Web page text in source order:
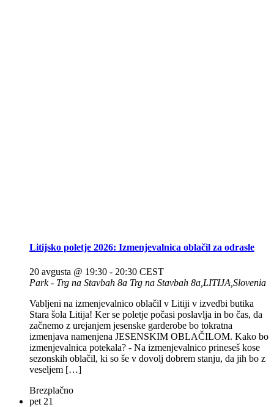
Litijsko poletje 2026: Izmenjevalnica oblačil za odrasle
20 avgusta @ 19:30 - 20:30 CEST
Park - Trg na Stavbah 8a Trg na Stavbah 8a,LITIJA,Slovenia
Vabljeni na izmenjevalnico oblačil v Litiji v izvedbi butika
Stara šola Litija! Ker se poletje počasi poslavlja in bo čas, da
začnemo z urejanjem jesenske garderobe bo tokratna
izmenjava namenjena JESENSKIM OBLAČILOM. Kako bo
izmenjevalnica potekala? - Na izmenjevalnico prineseš kose
sezonskih oblačil, ki so še v dovolj dobrem stanju, da jih bo z
veseljem […]
Brezplačno
pet 21